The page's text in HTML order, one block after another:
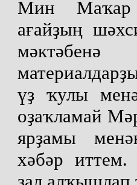
Мин Маҡар
ағайҙың
үҙ ҡулы
оҙаҡламай
ярҙамы
хәбәр